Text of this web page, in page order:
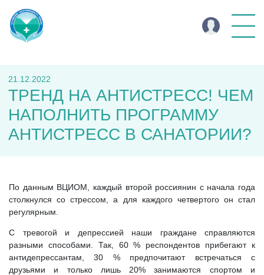
21.12.2022
ТРЕНД НА АНТИСТРЕСС! ЧЕМ
НАПОЛНИТЬ ПРОГРАММУ
АНТИСТРЕСС В САНАТОРИИ?
По данным ВЦИОМ, каждый второй россиянин с начала года
столкнулся со стрессом, а для каждого четвертого он стал
регулярным.
С тревогой и депрессией наши граждане справляются
разными способами. Так, 60 % респондентов прибегают к
антидепрессантам, 30 % предпочитают встречаться с
друзьями и только лишь 20% занимаются спортом и